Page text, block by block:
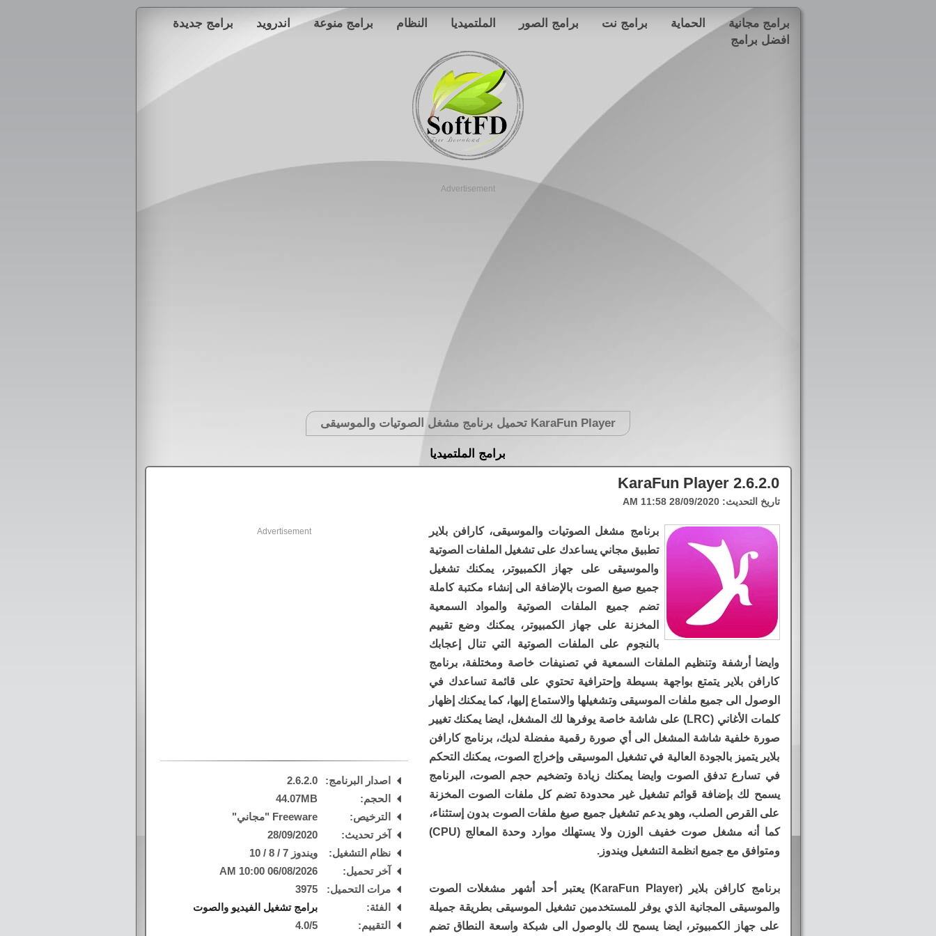
برامج مجانية الحماية برامج نت برامج الصور الملتميديا النظام برامج منوعة اندرويد
برامج جديدة
افضل برامج
Advertisement
KaraFun Player تحميل برنامج مشغل الصوتيات والموسيقى
برامج الملتميديا
KaraFun Player 2.6.2.0
تاريخ التحديث:28/09/2020 11:58 AM
برنامج مشغل الصوتيات والموسيقى، كارافن بلاير
تطبيق مجاني يساعدك على تشغيل الملفات الصوتية
والموسيقى على جهاز الكمبيوتر، يمكنك تشغيل
جميع صيغ الصوت بالإضافة الى إنشاء مكتبة كاملة
تضم جميع الملفات الصوتية والمواد السمعية
المخزنة على جهاز الكمبيوتر، يمكنك وضع تقييم
بالنجوم على الملفات الصوتية التي تنال إعجابك
وايضا أرشفة وتنظيم الملفات السمعية في تصنيفات خاصة ومختلفة، برنامج
كارافن بلاير يتمتع بواجهة بسيطة وإحترافية تحتوي على قائمة تساعدك في
الوصول الى جميع ملفات الموسيقى وتشغيلها والاستماع إليها، كما يمكنك إظهار
كلمات الأغاني (LRC) على شاشة خاصة يوفرها لك المشغل، ايضا يمكنك تغيير
صورة خلفية شاشة المشغل الى أي صورة رقمية مفضلة لديك، برنامج كارافن
بلاير يتميز بالجودة العالية في تشغيل الموسيقى وإخراج الصوت، يمكنك التحكم
في تسارع تدفق الصوت وايضا يمكنك زيادة وتضخيم حجم الصوت، البرنامج
يسمح لك بإضافة قوائم تشغيل غير محدودة تضم كل ملفات الصوت المخزنة
على القرص الصلب، وهو يدعم تشغيل جميع صيغ ملفات الصوت بدون إستثناء،
كما أنه مشغل صوت خفيف الوزن ولا يستهلك موارد وحدة المعالج (CPU)
ومتوافق مع جميع انظمة التشغيل ويندوز.
برنامج كارافن بلاير (KaraFun Player) يعتبر أحد أشهر مشغلات الصوت
والموسيقى المجانية الذي يوفر للمستخدمين تشغيل الموسيقى بطريقة جميلة
على جهاز الكمبيوتر، ايضا يسمح لك بالوصول الى شبكة واسعة النطاق تضم
Advertisement
اصدار البرنامج:
2.6.2.0
الحجم:
44.07MB
الترخيص:
Freeware "مجاني"
آخر تحديث:
28/09/2020
نظام التشغيل:
ويندوز 7 / 8 / 10
آخر تحميل:
06/08/2026 10:00 AM
مرات التحميل:
3975
الفئة:
برامج تشغيل الفيديو والصوت
التقييم:
4.0/5